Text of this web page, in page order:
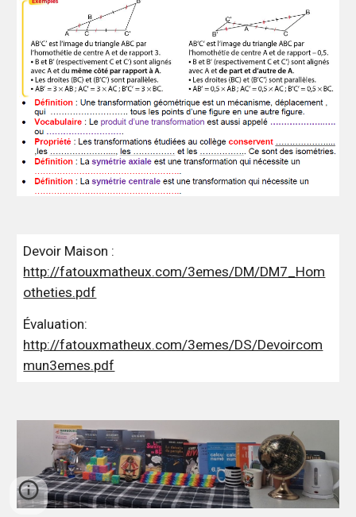
Devoir Maison :
http://fatouxmatheux.com/3emes/DM/DM7_Hom
otheties.pdf
Évaluation:
http://fatouxmatheux.com/3emes/DS/Devoircom
mun3emes.pdf